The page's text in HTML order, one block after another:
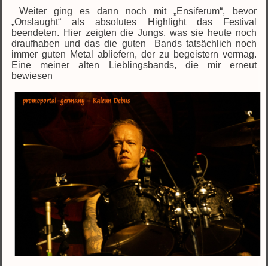
Weiter ging es dann noch mit „Ensiferum“, bevor
„Onslaught“ als absolutes Highlight das Festival
beendeten. Hier zeigten die Jungs, was sie heute noch
draufhaben und das die guten Bands tatsächlich noch
immer guten Metal abliefern, der zu begeistern vermag.
Eine meiner alten Lieblingsbands, die mir erneut
bewiesen